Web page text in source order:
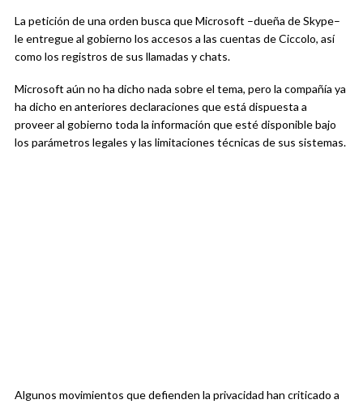
La petición de una orden busca que Microsoft –dueña de Skype–
le entregue al gobierno los accesos a las cuentas de Ciccolo, así
como los registros de sus llamadas y chats.
Microsoft aún no ha dicho nada sobre el tema, pero la compañía ya
ha dicho en anteriores declaraciones que está dispuesta a
proveer al gobierno toda la información que esté disponible bajo
los parámetros legales y las limitaciones técnicas de sus sistemas.
Algunos movimientos que defienden la privacidad han criticado a